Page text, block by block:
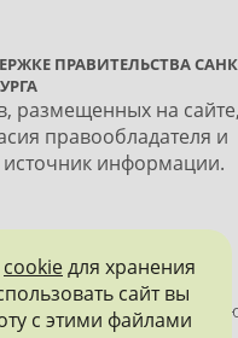
ПРАВИТЕЛЬСТВА
размещенных на
правообладателя и
информации.
КОНТРОЛЮ,
И КУЛЬТУРЫ
cookieдля хранения
сайт вы
с этими файлами